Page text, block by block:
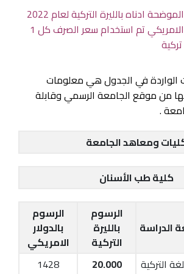
الرسوم الموضحة ادناه بالليرة التركية لعام 2022
ما يقابلها بالدولار الامريكي تم استخدام سعر الصرف كل 1
الواردة في الجدول هي معلومات
من موقع الجامعة الرسمي وقابلة
.
ومعاهد الجامعة
كلية طب الأسنان
الدراسة
الرسوم
بالليرة
التركية
الرسوم
بالدولار
الامريكي
التركية 20.000
1428